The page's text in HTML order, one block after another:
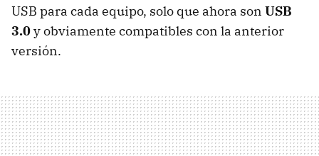
USB para cada equipo, solo que ahora son USB
3.0y obviamente compatibles con la anterior
versión.